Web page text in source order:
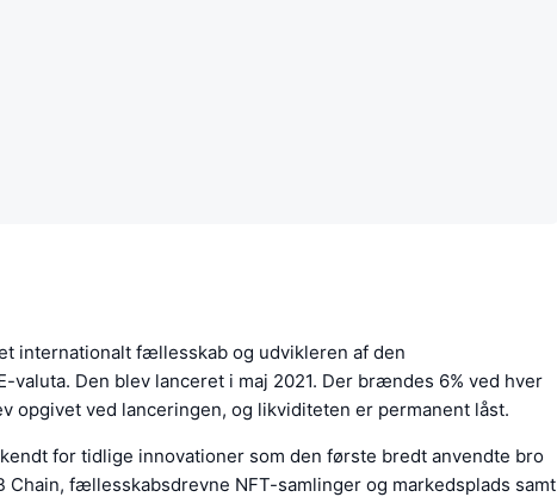
internationalt fællesskab og udvikleren af den
valuta. Den blev lanceret i maj 2021. Der brændes 6% ved hver
opgivet ved lanceringen, og likviditeten er permanent låst.
for tidlige innovationer som den første bredt anvendte bro
Chain, fællesskabsdrevne NFT-samlinger og markedsplads samt